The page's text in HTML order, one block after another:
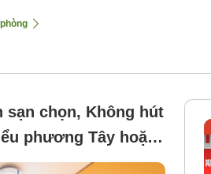
sạn chọn, Không hút
phương Tây hoặc